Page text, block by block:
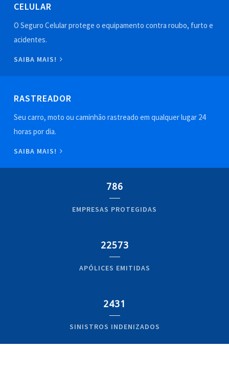
CELULAR
O Seguro Celular protege o equipamento contra roubo, furto e
acidentes.
SAIBA MAIS!
RASTREADOR
Seu carro, moto ou caminhão rastreado em qualquer lugar 24
horas por dia.
SAIBA MAIS!
786
EMPRESAS PROTEGIDAS
22573
APÓLICES EMITIDAS
2431
SINISTROS INDENIZADOS